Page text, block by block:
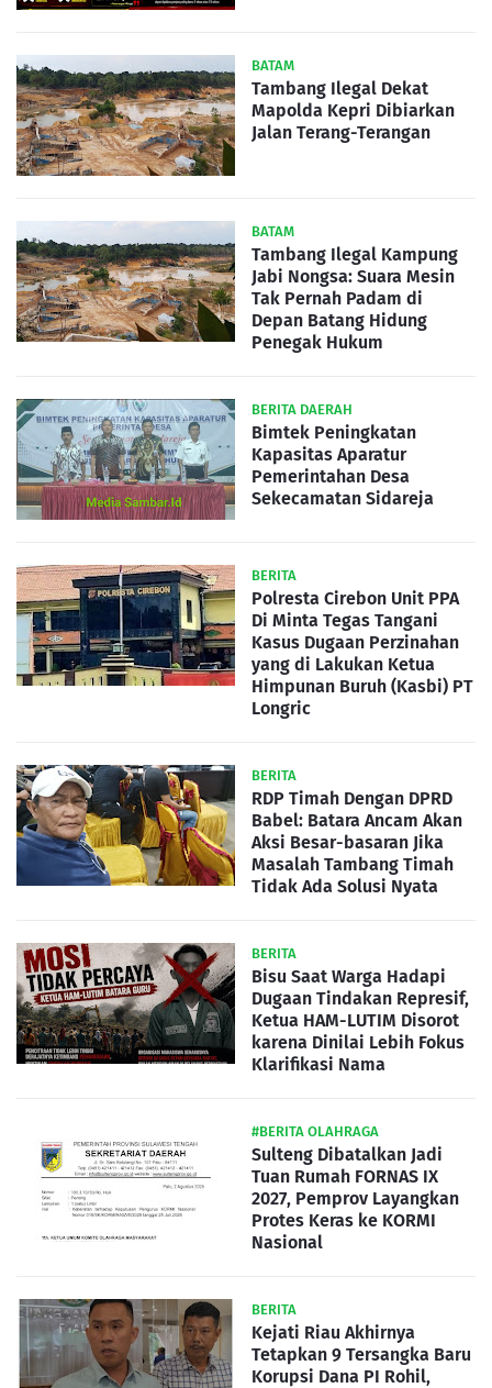
BATAM
Tambang Ilegal Dekat
Mapolda Kepri Dibiarkan
Jalan Terang-Terangan
BATAM
Tambang Ilegal Kampung
Jabi Nongsa: Suara Mesin
Tak Pernah Padam di
Depan Batang Hidung
Penegak Hukum
BERITA DAERAH
Bimtek Peningkatan
Kapasitas Aparatur
Pemerintahan Desa
Sekecamatan Sidareja
BERITA
Polresta Cirebon Unit PPA
Di Minta Tegas Tangani
Kasus Dugaan Perzinahan
yang di Lakukan Ketua
Himpunan Buruh (Kasbi) PT
Longric
BERITA
RDP Timah Dengan DPRD
Babel: Batara Ancam Akan
Aksi Besar-basaran Jika
Masalah Tambang Timah
Tidak Ada Solusi Nyata
BERITA
Bisu Saat Warga Hadapi
Dugaan Tindakan Represif,
Ketua HAM-LUTIM Disorot
karena Dinilai Lebih Fokus
Klarifikasi Nama
#BERITA OLAHRAGA
Sulteng Dibatalkan Jadi
Tuan Rumah FORNAS IX
2027, Pemprov Layangkan
Protes Keras ke KORMI
Nasional
BERITA
Kejati Riau Akhirnya
Tetapkan 9 Tersangka Baru
Korupsi Dana PI Rohil,